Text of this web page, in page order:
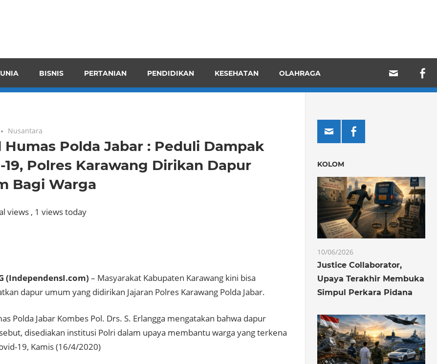
BISNIS PERTANIAN PENDIDIKAN KESEHATAN OLAHRAGA
Nusantara
Humas Polda Jabar : Peduli Dampak
19, Polres Karawang Dirikan Dapur
Bagi Warga
views , 1 views today
(IndependensI.com) – Masyarakat Kabupaten Karawang kini bisa
dapur umum yang didirikan Jajaran Polres Karawang Polda Jabar.
Polda Jabar Kombes Pol. Drs. S. Erlangga mengatakan bahwa dapur
disediakan institusi Polri dalam upaya membantu warga yang terkena
19, Kamis (16/4/2020)
KOLOM
10/06/2026
Justice Collaborator,
Upaya Terakhir Membuka
Simpul Perkara Pidana